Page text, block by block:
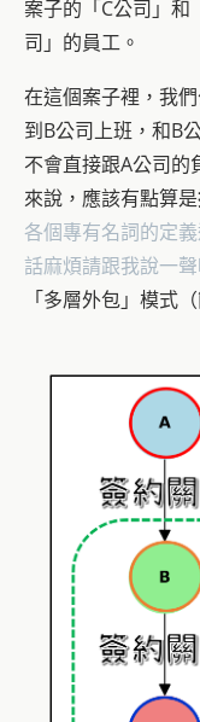
案子的「C公司」和
司」的員工。
在這個案子裡，我
到B公司上班，和B
不會直接跟A公司的
來說，應該有點算是
各個專有名詞的定
話麻煩請跟我說一聲
「多層外包」模式